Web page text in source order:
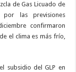
de Gas Licuado de
por las previsiones
confirmaron
el clima es más frío,
subsidio del GLP en